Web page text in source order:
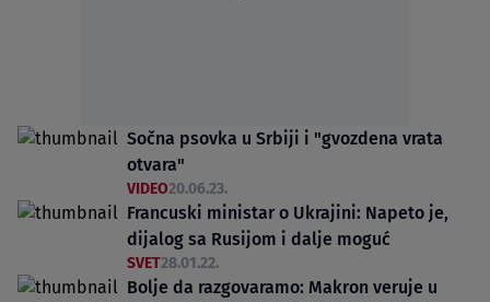
Sočna psovka u Srbiji i "gvozdena vrata
otvara"
VIDEO20.06.23.
Francuski ministar o Ukrajini: Napeto je,
dijalog sa Rusijom i dalje moguć
SVET28.01.22.
Bolje da razgovaramo: Makron veruje u